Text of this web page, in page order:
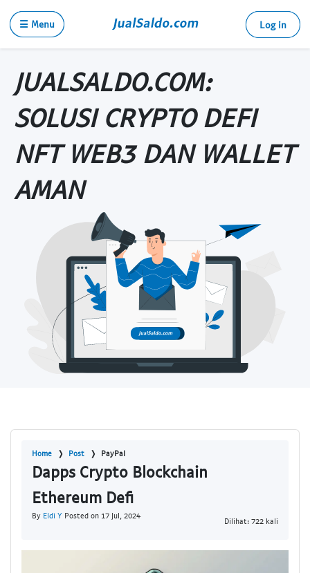
☰ Menu Log in
JUALSALDO.COM:
SOLUSI CRYPTO DEFI
NFT WEB3 DAN WALLET
AMAN
Home Post PayPal
Dapps Crypto Blockchain
Ethereum Defi
By Eldi Y Posted on 17 Jul, 2024
Dilihat: 722 kali